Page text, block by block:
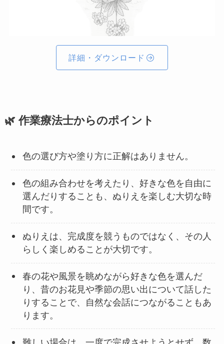
詳細・ダウンロード
🌿 作業療法士からのポイント
色の選び方や塗り方に正解はありません。
色の組み合わせを考えたり、好きな色を自由に
選んだりすることも、ぬりえを楽しむ大切な時
間です。
ぬりえは、完成度を競うものではなく、その人
らしく楽しめることが大切です。
春の花や風景を眺めながら好きな色を選んだ
り、昔のお花見や季節の思い出について話した
りすることで、自然な会話につながることもあ
ります。